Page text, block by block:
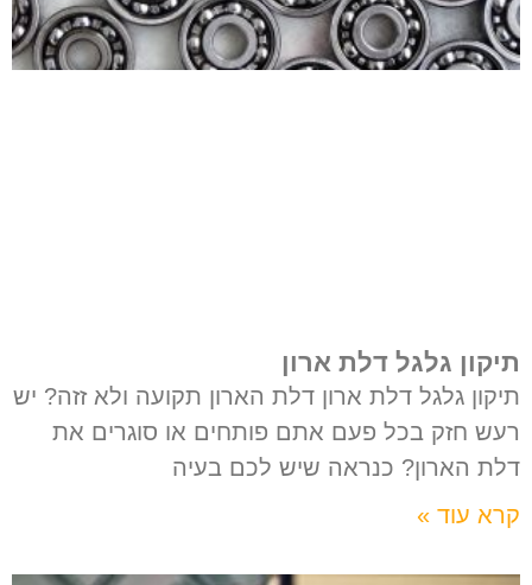
תיקון גלגל דלת ארון
תיקון גלגל דלת ארון דלת הארון תקועה ולא זזה? יש
רעש חזק בכל פעם אתם פותחים או סוגרים את
דלת הארון? כנראה שיש לכם בעיה
קרא עוד »